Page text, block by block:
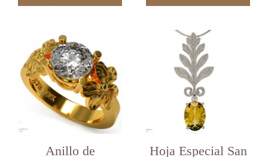
Anillo de
Hoja Especial San